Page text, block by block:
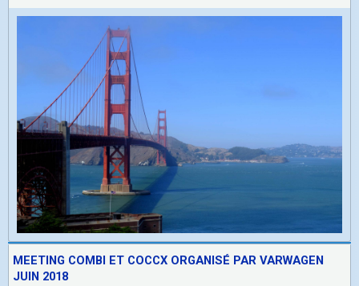
MEETING COMBI ET COCCX ORGANISÉ PAR VARWAGEN
JUIN 2018